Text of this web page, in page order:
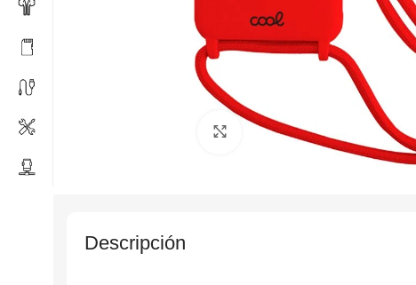
Click to enlarge
Descripción